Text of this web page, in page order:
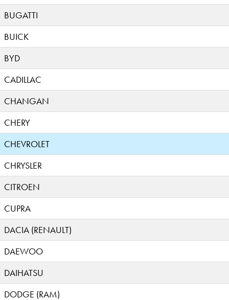
BUGATTI
BUICK
BYD
CADILLAC
CHANGAN
CHERY
CHEVROLET
CHRYSLER
CITROEN
CUPRA
DACIA (RENAULT)
DAEWOO
DAIHATSU
DODGE (RAM)